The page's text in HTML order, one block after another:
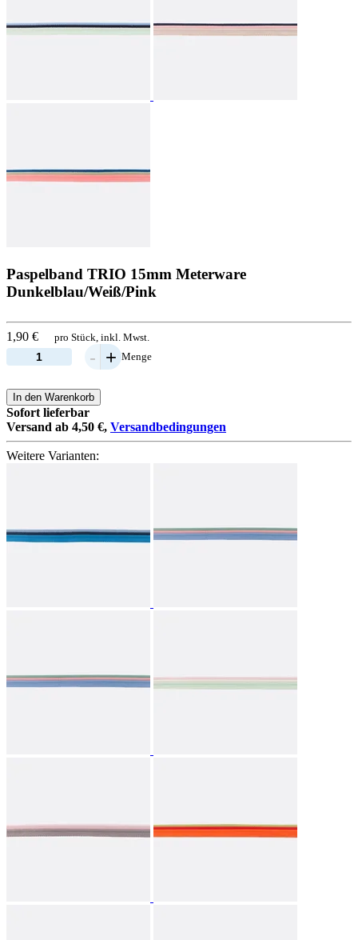
Paspelband TRIO 15mm Meterware
Dunkelblau/Weiß/Pink
1,90 € pro Stück, inkl. Mwst.
- + Menge
In den Warenkorb
Sofort lieferbar
Versand ab 4,50 €, Versandbedingungen
Weitere Varianten: